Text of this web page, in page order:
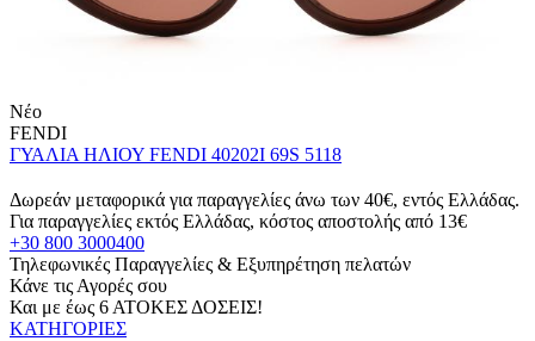
Νέο
FENDI
ΓΥΑΛΙΑ ΗΛΙΟΥ FENDI 40202I 69S 5118
Δωρεάν μεταφορικά για παραγγελίες άνω των 40€, εντός Ελλάδας.
Για παραγγελίες εκτός Ελλάδας, κόστος αποστολής από 13€
+30 800 3000400
Τηλεφωνικές Παραγγελίες & Εξυπηρέτηση πελατών
Κάνε τις Αγορές σου
Και με έως 6 ΑΤΟΚΕΣ ΔΟΣΕΙΣ!
ΚΑΤΗΓΟΡΙΕΣ